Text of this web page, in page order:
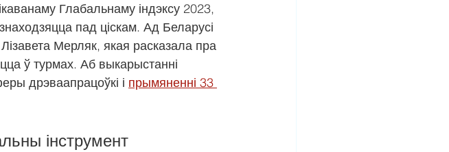
Глабальнаму індэксу 2023,
пад ціскам. Ад Беларусі
Мерляк, якая расказала пра
ў турмах. Аб выкарыстанні
дрэваапрацоўкі і прымяненні 33
інструмент